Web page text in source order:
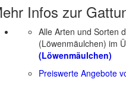
Infos zur
Alle Arten und Sorten
(Löwenmäulchen) im
(Löwenmäulchen)
Preiswerte Angebote